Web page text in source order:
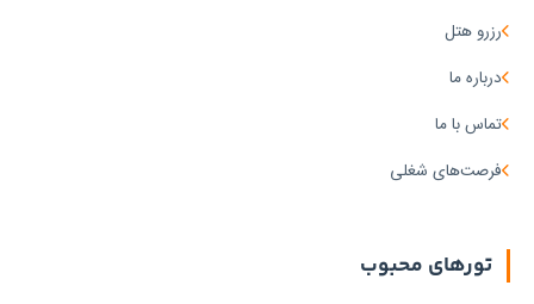
رزرو هتل
درباره ما
تماس با ما
فرصت‌های شغلی
تورهای محبوب